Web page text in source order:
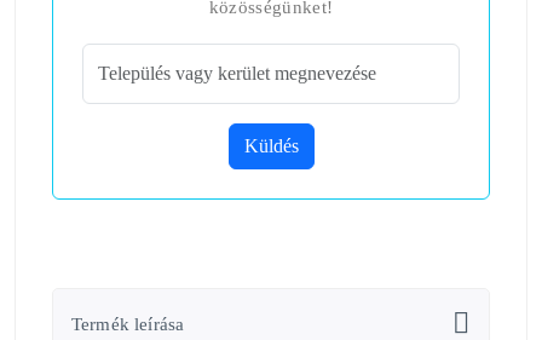
közösségünket!
Küldés
Termék leírása